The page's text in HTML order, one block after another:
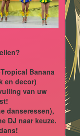
Banana
en decor)
van uw
danseressen),
DJ naar keuze.